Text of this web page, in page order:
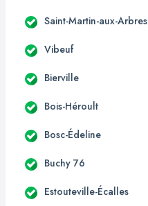
Saint-Martin-aux-Arbres
Vibeuf
Bierville
Bois-Héroult
Bosc-Édeline
Buchy 76
Estouteville-Écalles